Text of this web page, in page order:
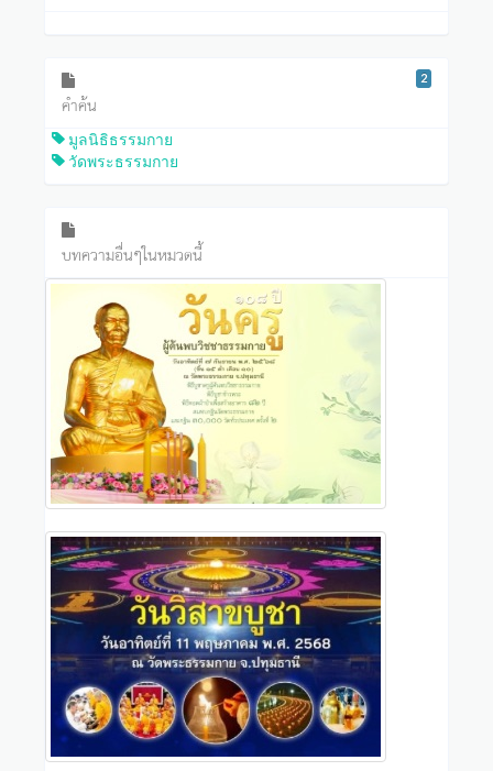
คำค้น
2
มูลนิธิธรรมกาย
วัดพระธรรมกาย
บทความอื่นๆในหมวดนี้